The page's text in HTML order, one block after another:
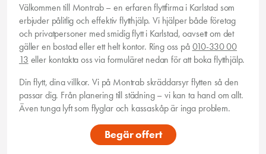
Välkommen till Montrab – en erfaren flyttfirma i Karlstad som
erbjuder pålitlig och effektiv flytthjälp. Vi hjälper både företag
och privatpersoner med smidig flytt i Karlstad, oavsett om det
gäller en bostad eller ett helt kontor. Ring oss på010-330 00
13 eller kontakta oss via formuläret nedan för att boka flytthjälp.
Din flytt, dina villkor. Vi på Montrab skräddarsyr flytten så den
passar dig. Från planering till städning – vi kan ta hand om allt.
Även tunga lyft som flyglar och kassaskåp är inga problem.
Begär offert